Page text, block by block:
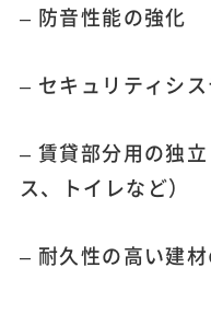
– 防音性能の強化
– セキュリティシ
– 賃貸部分用の独
ス、トイレなど）
– 耐久性の高い建